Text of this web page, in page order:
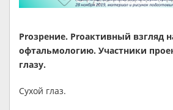
Proзрение. Proактивный взгляд
офтальмологию. Участники
глазу.
Сухой глаз.